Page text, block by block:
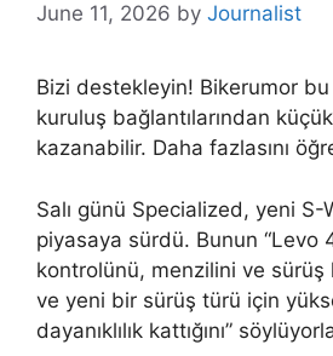
June 11, 2026 by Journalist
Bizi destekleyin! Bikerumor
kuruluş bağlantılarından
kazanabilir. Daha fazlasını
Salı günü Specialized, yeni S-
piyasaya sürdü. Bunun “Levo
kontrolünü, menzilini ve sürüş
ve yeni bir sürüş türü için
dayanıklılık kattığını”